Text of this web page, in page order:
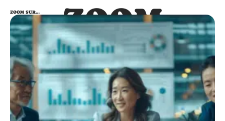
ZOOM
SUR…
ZOOM SUR…